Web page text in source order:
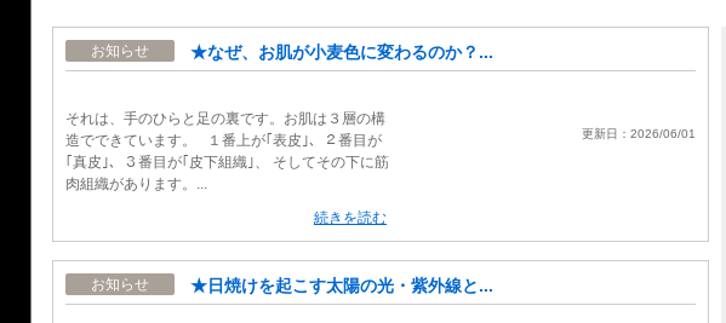
お知らせ ★なぜ、お肌が小麦色に変わるのか？...
それは、手のひらと足の裏です。お肌は３層の構
造でできています。 １番上が｢表皮｣、２番目が
｢真皮｣、３番目が｢皮下組織｣、 そしてその下に筋
肉組織があります。...
続きを読む
更新日：2026/06/01
お知らせ ★日焼けを起こす太陽の光・紫外線と...